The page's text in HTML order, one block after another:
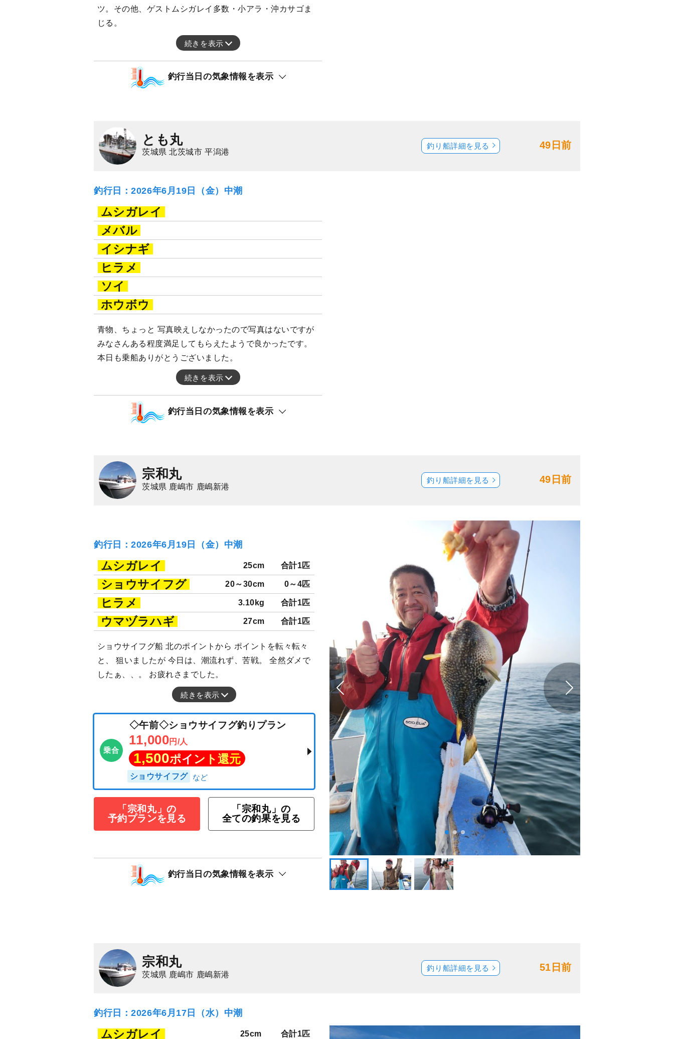
ツ。その他、ゲストムシガレイ多数・小アラ・沖カサゴま
じる。
続きを表示
釣行当日の気象情報を表示
とも丸
茨城県 北茨城市 平潟港
49日前
釣り船詳細を見る
釣行日：2026年6月19日（金）中潮
ムシガレイ
メバル
イシナギ
ヒラメ
ソイ
ホウボウ
青物、ちょっと 写真映えしなかったので写真はないですが
みなさんある程度満足してもらえたようで良かったです。
本日も乗船ありがとうございました。
続きを表示
釣行当日の気象情報を表示
宗和丸
茨城県 鹿嶋市 鹿嶋新港
49日前
釣り船詳細を見る
釣行日：2026年6月19日（金）中潮
ムシガレイ 25cm 合計1匹
ショウサイフグ 20～30cm 0～4匹
ヒラメ 3.10kg 合計1匹
ウマヅラハギ 27cm 合計1匹
ショウサイフグ船 北のポイントから ポイントを転々転々
と、 狙いましたが 今日は、潮流れず、苦戦。 全然ダメで
したぁ、、。 お疲れさまでした。
続きを表示
11,000円/人
1,500
「宗和丸」の
予約プランを見る
「宗和丸」の
全ての釣果を見る
釣行当日の気象情報を表示
宗和丸
茨城県 鹿嶋市 鹿嶋新港
51日前
釣り船詳細を見る
釣行日：2026年6月17日（水）中潮
ムシガレイ 25cm 合計1匹